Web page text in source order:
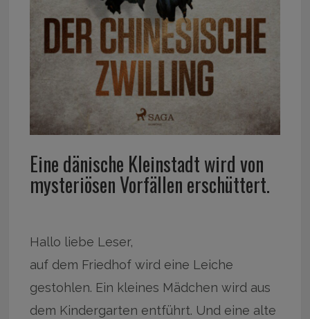
Eine dänische Kleinstadt wird von
mysteriösen Vorfällen erschüttert.
Hallo liebe Leser,
auf dem Friedhof wird eine Leiche
gestohlen. Ein kleines Mädchen wird aus
dem Kindergarten entführt. Und eine alte